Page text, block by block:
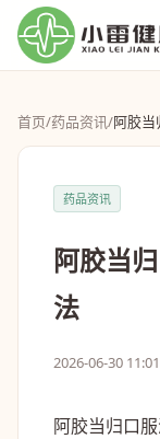
首页/药品资讯/阿胶
药品资讯
阿胶当
法
2026-06-30
阿胶当归口